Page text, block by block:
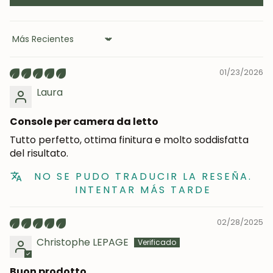
Sort by
01/23/2026
Laura
Console per camera da letto
Tutto perfetto, ottima finitura e molto soddisfatta
del risultato.
NO SE PUDO TRADUCIR LA RESEÑA.
INTENTAR MÁS TARDE
02/28/2025
Christophe LEPAGE